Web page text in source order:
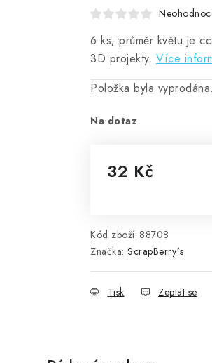
6 ks; průměr květu je
3D projekty. Více
Položka byla
Na dotaz
32 Kč
Kód zboží: 88708
Značka: ScrapBerry´s
Tisk Zeptat se